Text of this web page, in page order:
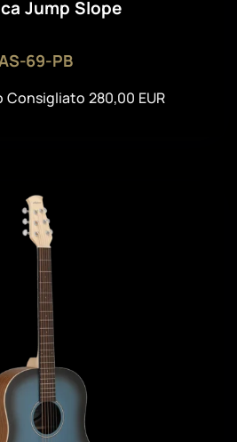
Jump Slope
69-PB
Consigliato 280,00 EUR